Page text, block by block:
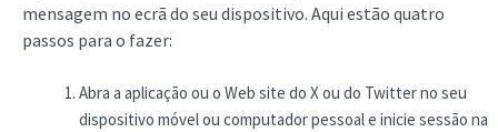
mensagem no ecrã do seu dispositivo. Aqui estão quatro
passos para o fazer:
Abra a aplicação ou o Web site do X ou do Twitter no seu
dispositivo móvel ou computador pessoal e inicie sessão na